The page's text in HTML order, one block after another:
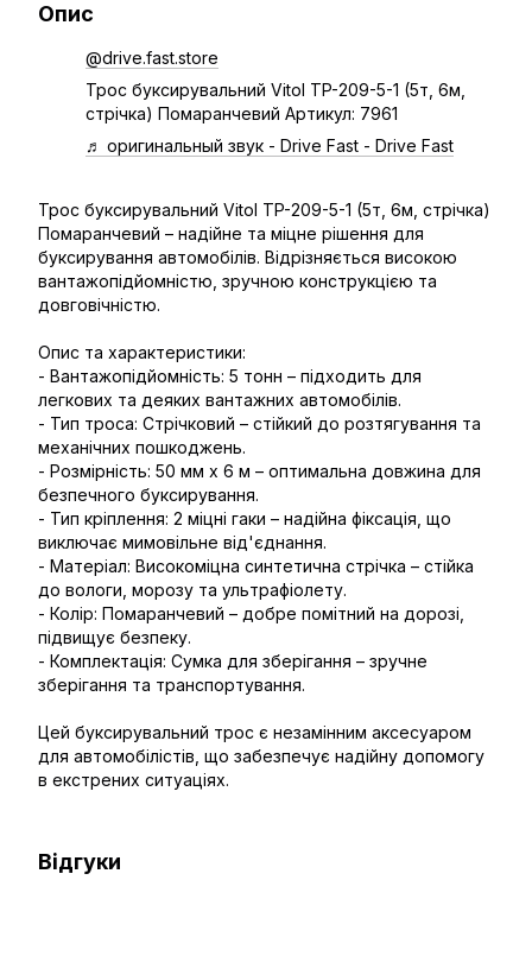
Опис
@drive.fast.store
Трос буксирувальний Vitol TP-209-5-1 (5т, 6м,
стрічка) Помаранчевий Артикул: 7961
♬ оригинальный звук - Drive Fast - Drive Fast
Трос буксирувальний Vitol TP-209-5-1 (5т, 6м, стрічка)
Помаранчевий – надійне та міцне рішення для
буксирування автомобілів. Відрізняється високою
вантажопідйомністю, зручною конструкцією та
довговічністю.
Опис та характеристики:
- Вантажопідйомність: 5 тонн – підходить для
легкових та деяких вантажних автомобілів.
- Тип троса: Стрічковий – стійкий до розтягування та
механічних пошкоджень.
- Розмірність: 50 мм х 6 м – оптимальна довжина для
безпечного буксирування.
- Тип кріплення: 2 міцні гаки – надійна фіксація, що
виключає мимовільне від'єднання.
- Матеріал: Високоміцна синтетична стрічка – стійка
до вологи, морозу та ультрафіолету.
- Колір: Помаранчевий – добре помітний на дорозі,
підвищує безпеку.
- Комплектація: Сумка для зберігання – зручне
зберігання та транспортування.
Цей буксирувальний трос є незамінним аксесуаром
для автомобілістів, що забезпечує надійну допомогу
в екстрених ситуаціях.
Відгуки